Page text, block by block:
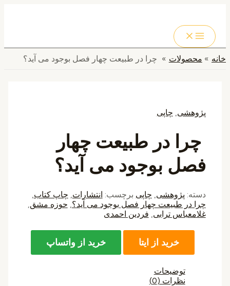
محتوا
خانه محصولات چرا در طبیعت چهار فصل بوجود می آید؟
پژوهشی, چاپی
چرا در طبیعت چهار
فصل بوجود می آید؟
دسته: پژوهشی چاپی برچسب: انتشارات چاپ کتاب
چرا در طبیعت چهار فصل بوجود می آید؟ حوزه مشق
غلامعباس ترابی فردین احمدی
خرید از ایتا خرید از واتساپ
توضیحات
نظرات (0)